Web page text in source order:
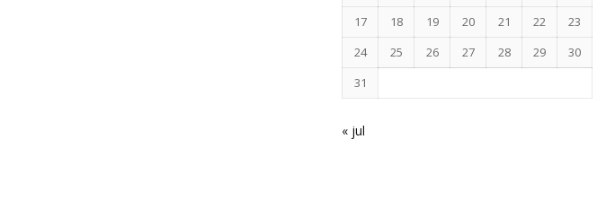
17
18 19 20 21 22
23
24
25 26 27 28 29
30
31
« jul